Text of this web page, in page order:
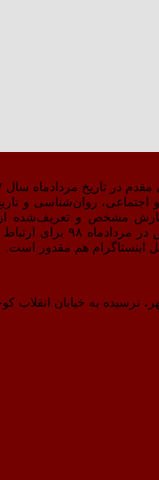
طرف وزارت فرهنگ و ارشاد اسلامی رسماً شروع به کار کرد.
روان‌شناسی و
مشخص و تعریف‌شده
استاندارهای
اینستاگرام هم مقدور است.
نرسیده به خیابان انقلاب